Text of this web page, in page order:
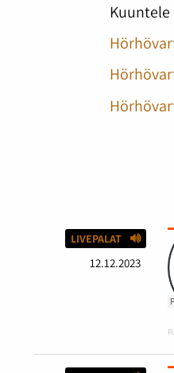
Kuuntele
LIVEPALAT
12.12.2023